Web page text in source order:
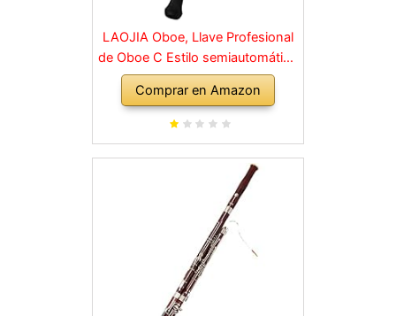
LAOJIA Oboe, Llave Profesional
de Oboe C Estilo semiautomático
Llaves niqueladas Instrumento de
Viento de Madera con Guantes
de caña de Oboe Estuche de
de Limpieza
Comprar en Amazon